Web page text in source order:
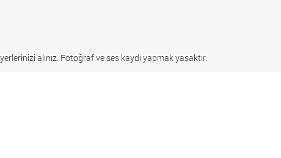
alınız. Fotoğraf ve ses kaydı yapmak yasaktır.